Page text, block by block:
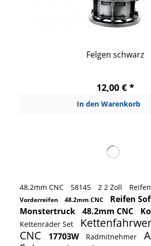
Felgen schwarz
12,00 € *
In den Warenkorb
48.2mm CNC 58145 2 2 Zoll
Vorderreifen 48.2mm CNC
Reifen
Monstertruck
48.2mm CNC
Kettenräder Set
CNC
17703W Radmitnehmer